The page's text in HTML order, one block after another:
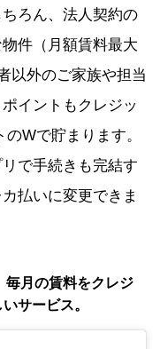
ろん、法人契約の
件（月額賃料最大
以外のご家族や担当
イントもクレジッ
Wで貯まります。
で手続きも完結す
払いに変更できま
毎月の賃料をクレジ
サービス。